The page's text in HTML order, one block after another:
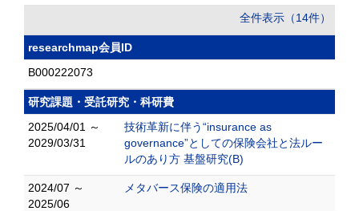
全件表示（14件）
researchmap会員ID
B000222073
研究課題・受託研究・科研費
2025/04/01 ～
2029/03/31
技術革新に伴う“insurance as
governance”としての保険会社と法ルー
ルのあり方 基盤研究(B)
2024/07 ～
2025/06
メタバース保険の適用法